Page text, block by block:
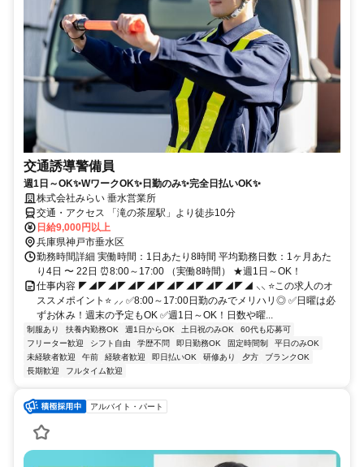
交通誘導警備員
週1日～OK✨WワークOK✨日勤のみ✨完全日払いOK✨
株式会社みらい 垂水営業所
交通・アクセス 「滝の茶屋駅」より徒歩10分
日給9,000円以上
兵庫県神戸市垂水区
勤務時間詳細 実働時間：1日あたり8時間 平均勤務日数：1ヶ月あた
り4日 〜 22日 ⏰8:00～17:00 （実働8時間） ★週1日～OK！
仕事内容 ◤◢◤◢◤◢◤◢◤◢◤◢◤◢◤◢◤◢ ⸜⸜ ⭐この求人のオ
ススメポイント⭐ ⸝⸝ ✅8:00～17:00日勤のみでメリハリ◎ ✅日曜は必
ずお休み！週末の予定もOK ✅週1日～OK！日数や曜...
制服あり 扶養内勤務OK 週1日からOK 土日祝のみOK
60代も応募可
フリーター歓迎
シフト自由 学歴不問 即日勤務OK 固定時間制
平日のみOK
未経験者歓迎
午前 経験者歓迎 即日払いOK 研修あり 夕方
ブランクOK
長期歓迎
フルタイム歓迎
アルバイト・パート